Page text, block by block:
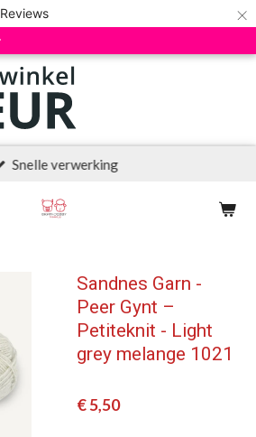
Reviews ×
Snelle verwerking
Sandnes Garn -
Peer Gynt –
Petiteknit - Light
grey melange 1021
€ 5,50